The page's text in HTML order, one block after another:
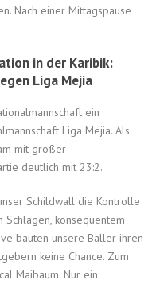
Nach einer Mittagspause
in der Karibik:
Liga Mejia
ein
Liga Mejia. Als
mit großer
deutlich mit 23:2.
Schildwall die Kontrolle
konsequentem
bauten unsere Baller ihren
keine Chance. Zum
Maibaum. Nur ein